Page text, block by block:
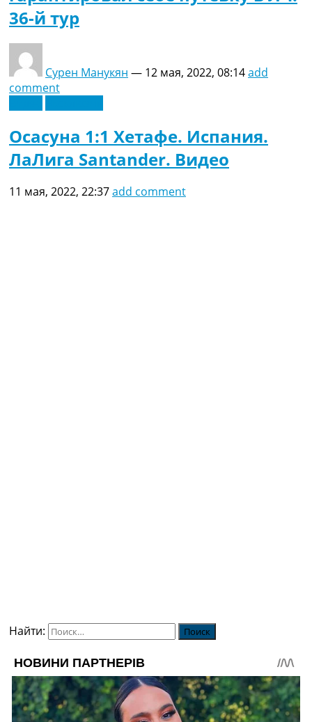
36-й тур
Сурен Манукян — 12 мая, 2022, 08:14add
comment
Осасуна 1:1 Хетафе. Испания.
ЛаЛига Santander. Видео
11 мая, 2022, 22:37add comment
Найти: